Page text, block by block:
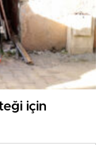
için